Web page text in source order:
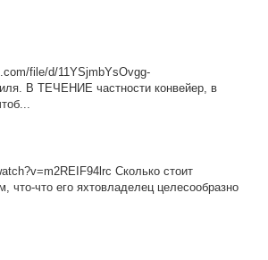
file/d/11YSjmbYsOvgg-
В ТЕЧЕНИЕ частности конвейер, в
Сколько стоит
что-что его яхтовладелец целесообразно